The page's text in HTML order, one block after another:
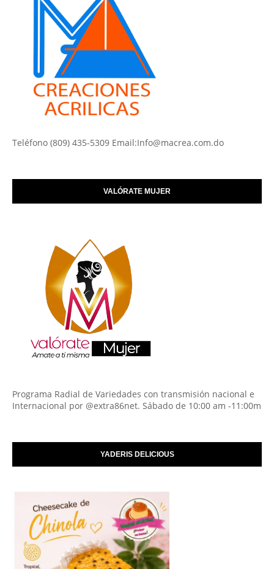
Teléfono (809) 435-5309 Email:Info@macrea.com.do
VALÓRATE MUJER
Programa Radial de Variedades con transmisión nacional e
Internacional por @extra86net. Sábado de 10:00 am -11:00m
YADERIS DELICIOUS